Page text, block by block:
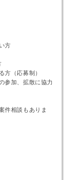
方
方（応募制）
参加、拡散に協力
件相談もありま